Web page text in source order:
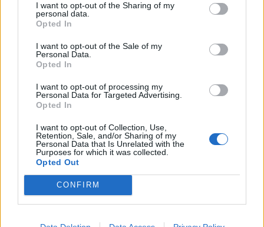
I want to opt-out of the Sharing of my
personal data.
Opted In
I want to opt-out of the Sale of my
Personal Data.
Opted In
I want to opt-out of processing my
Personal Data for Targeted Advertising.
Opted In
I want to opt-out of Collection, Use,
Retention, Sale, and/or Sharing of my
Personal Data that Is Unrelated with the
Purposes for which it was collected.
Opted Out
CONFIRM
Újabb kíméletlen éjszakai csapás rázta meg
Ukrajnát: Zelenszkij szerint egyre nehezebb
kivédeni a támadásokat
Legalább három ember, köztük egy gyermek vesztette
életét a Kijev környékét érő éjszakai orosz
rakétatámadásokban.